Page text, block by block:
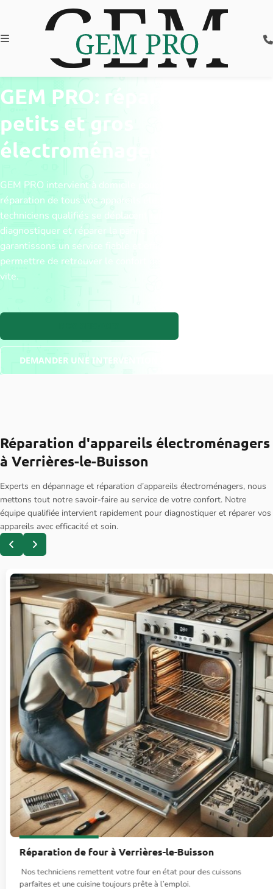
GEM PRO: réparation de
petits et gros
électroménagers
GEM PRO intervient à domicile pour le dépannage et la
réparation de tous vos appareils électroménagers. Nos
techniciens qualifiés se déplacent rapidement pour
diagnostiquer et réparer la panne sur place. Nous vous
garantissons un service fiable et efficace, afin de vous
permettre de retrouver le confort de vos équipements au plus
vite.
DEMANDER UNE INTERVENTION
Réparation d'appareils électroménagers
à Verrières-le-Buisson
Experts en dépannage et réparation d’appareils électroménagers, nous
mettons tout notre savoir-faire au service de votre confort. Notre
équipe qualifiée intervient rapidement pour diagnostiquer et réparer vos
appareils avec efficacité et soin.
Réparation de four à Verrières-le-Buisson
Nos techniciens remettent votre four en état pour des cuissons
parfaites et une cuisine toujours prête à l’emploi.